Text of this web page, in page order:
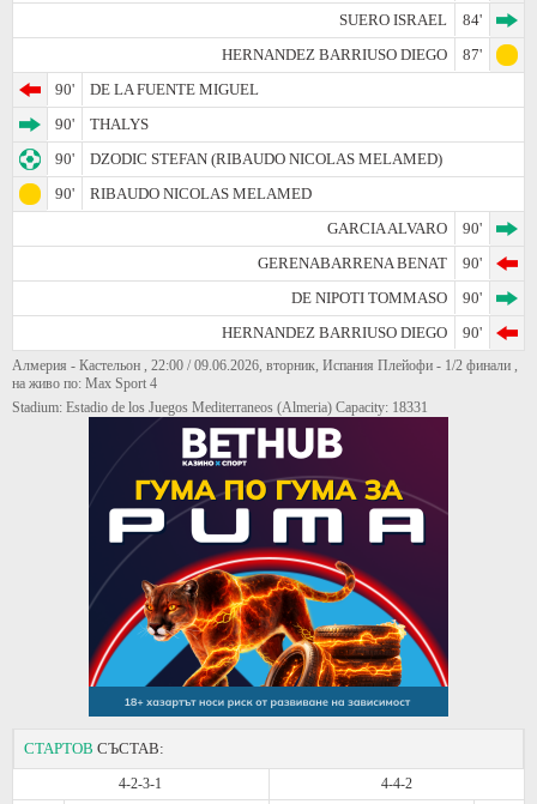
SUERO ISRAEL
84'
HERNANDEZ BARRIUSO DIEGO
87'
90'
DE LA FUENTE MIGUEL
90'
THALYS
90'
DZODIC STEFAN (RIBAUDO NICOLAS MELAMED)
90'
RIBAUDO NICOLAS MELAMED
GARCIA ALVARO
90'
GERENABARRENA BENAT
90'
DE NIPOTI TOMMASO
90'
HERNANDEZ BARRIUSO DIEGO
90'
Алмерия - Кастельон , 22:00 / 09.06.2026, вторник, Испания Плейофи - 1/2 финали ,
на живо по: Max Sport 4
Stadium: Estadio de los Juegos Mediterraneos (Almeria) Capacity: 18331
СТАРТОВ СЪСТАВ:
4-2-3-1
4-4-2